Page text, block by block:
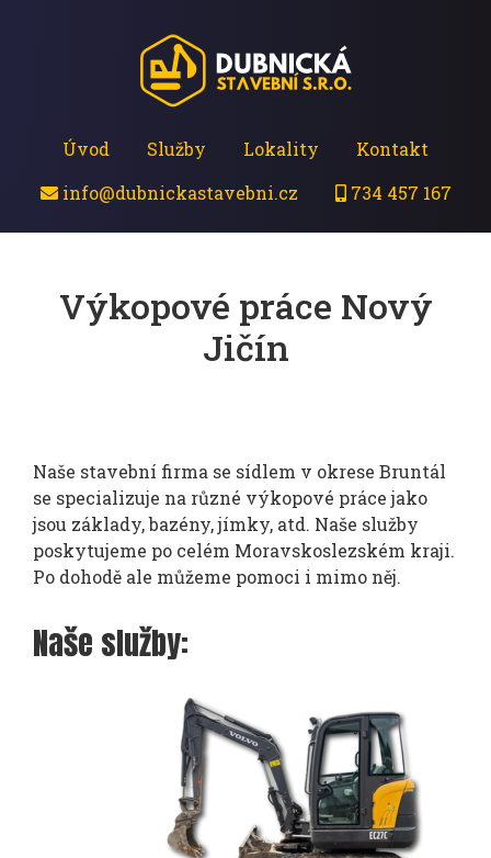
Úvod Služby Lokality
Kontakt
info@dubnickastavebni.cz
734 457 167
Výkopové práce Nový
Jičín
Naše stavební firma se sídlem v okrese Bruntál
se specializuje na různé výkopové práce jako
jsou základy, bazény, jímky, atd. Naše služby
poskytujeme po celém Moravskoslezském kraji.
Po dohodě ale můžeme pomoci i mimo něj.
Naše služby: